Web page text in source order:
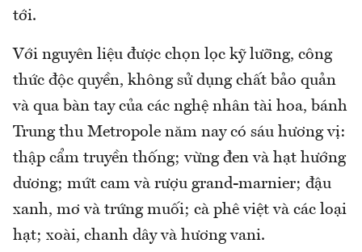
tới.
Với nguyên liệu được chọn lọc kỹ lưỡng, công
thức độc quyền, không sử dụng chất bảo quản
và qua bàn tay của các nghệ nhân tài hoa, bánh
Trung thu Metropole năm nay có sáu hương vị:
thập cẩm truyền thống; vừng đen và hạt hướng
dương; mứt cam và rượu grand-marnier; đậu
xanh, mơ và trứng muối; cà phê việt và các loại
hạt; xoài, chanh dây và hương vani.